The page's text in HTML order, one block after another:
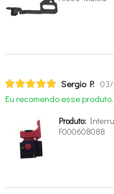
Sergio P.
Eu recomendo esse produto.
Produto:
F000608088